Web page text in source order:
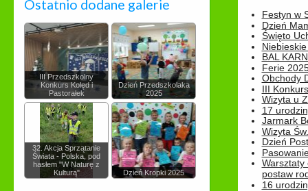
Ostatnio dodane galerie
III Przedszkolny
Konkurs Kolęd i
Pastorałek
Dzień Przedszkolaka
2025
32. Akcja Sprzątanie
Świata - Polska, pod
hasłem "W Naturę z
Kulturą"
Dzień Kropki 2025
Festyn w
Dzień
Święto
BAL
Ferie
Obchody
III
Wizyta u
17
Jarmark
Wizyta
Dzień
Warsztaty
postaw
16